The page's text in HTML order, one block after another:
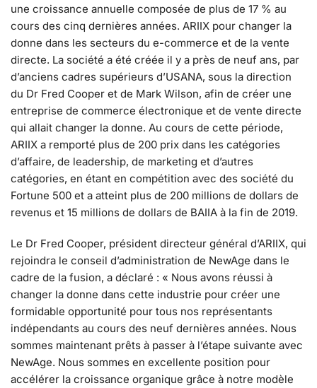
une croissance annuelle composée de plus de 17 % au
cours des cinq dernières années. ARIIX pour changer la
donne dans les secteurs du e-commerce et de la vente
directe. La société a été créée il y a près de neuf ans, par
d’anciens cadres supérieurs d’USANA, sous la direction
du Dr Fred Cooper et de Mark Wilson, afin de créer une
entreprise de commerce électronique et de vente directe
qui allait changer la donne. Au cours de cette période,
ARIIX a remporté plus de 200 prix dans les catégories
d’affaire, de leadership, de marketing et d’autres
catégories, en étant en compétition avec des société du
Fortune 500 et a atteint plus de 200 millions de dollars de
revenus et 15 millions de dollars de BAIIA à la fin de 2019.
Le Dr Fred Cooper, président directeur général d’ARIIX, qui
rejoindra le conseil d’administration de NewAge dans le
cadre de la fusion, a déclaré : « Nous avons réussi à
changer la donne dans cette industrie pour créer une
formidable opportunité pour tous nos représentants
indépendants au cours des neuf dernières années. Nous
sommes maintenant prêts à passer à l’étape suivante avec
NewAge. Nous sommes en excellente position pour
accélérer la croissance organique grâce à notre modèle